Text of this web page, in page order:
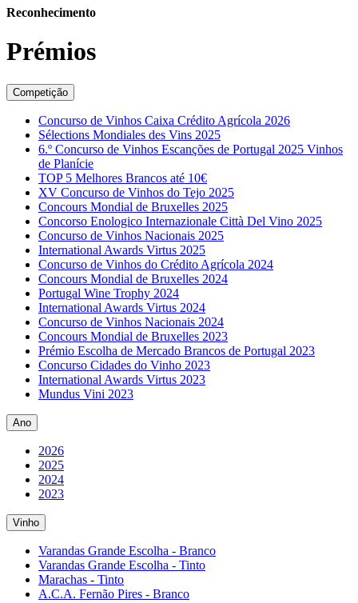
Reconhecimento
Prémios
Competição
Concurso de Vinhos Caixa Crédito Agrícola 2026
Sélections Mondiales des Vins 2025
6.º Concurso de Vinhos Escanções de Portugal 2025 Vinhos
de Planície
TOP 5 Melhores Brancos até 10€
XV Concurso de Vinhos do Tejo 2025
Concours Mondial de Bruxelles 2025
Concorso Enologico Internazionale Città Del Vino 2025
Concurso de Vinhos Nacionais 2025
International Awards Virtus 2025
Concurso de Vinhos do Crédito Agrícola 2024
Concours Mondial de Bruxelles 2024
Portugal Wine Trophy 2024
International Awards Virtus 2024
Concurso de Vinhos Nacionais 2024
Concours Mondial de Bruxelles 2023
Prémio Escolha de Mercado Brancos de Portugal 2023
Concurso Cidades do Vinho 2023
International Awards Virtus 2023
Mundus Vini 2023
Ano
2026
2025
2024
2023
Vinho
Varandas Grande Escolha - Branco
Varandas Grande Escolha - Tinto
Marachas - Tinto
A.C.A. Fernão Pires - Branco